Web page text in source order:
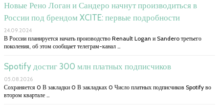
Новые Рено Логан и Сандеро начнут производиться в
России под брендом XCITE: первые подробности
24.09.2024
В России планируется начать производство Renault Logan и Sandero третьего
поколения, об этом сообщает телеграм-канал …
Spotify достиг 300 млн платных подписчиков
05.08.2026
Сохраняется 0 В закладки 0 В закладках 0 Число платных подписчиков Spotify во
втором квартале …